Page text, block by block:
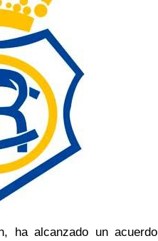
ha alcanzado un acuerdo